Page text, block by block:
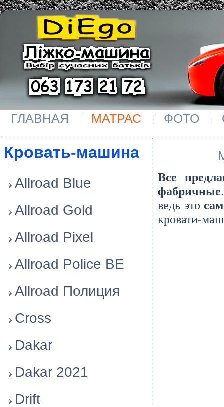
ГЛАВНАЯ МАТРАС ФОТО
Кровать-машина
Allroad Blue
Allroad Gold
Allroad Pixel
Allroad Police BE
Allroad Полиция
Cross
Dakar
Dakar 2021
Drift
Все
фабричные
ведь это
кровати-